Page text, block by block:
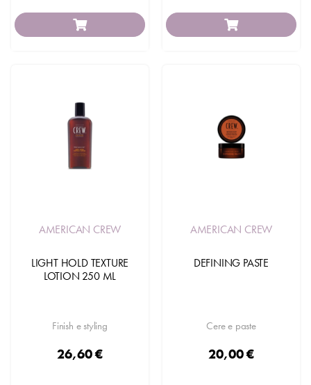
AMERICAN CREW
LIGHT HOLD TEXTURE
LOTION 250 ML
Finish e styling
26,60 €
AMERICAN CREW
DEFINING PASTE
Cere e paste
20,00 €